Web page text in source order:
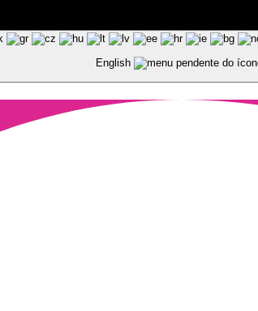
English